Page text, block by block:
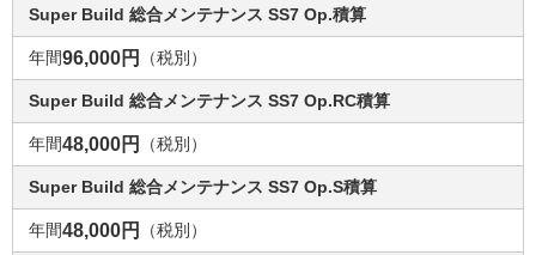
Super Build 総合メンテナンス SS7 Op.積算
年間96,000円 （税別）
Super Build 総合メンテナンス SS7 Op.RC積算
年間48,000円 （税別）
Super Build 総合メンテナンス SS7 Op.S積算
年間48,000円 （税別）